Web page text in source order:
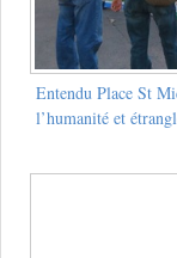
Entendu Place St
l’humanité et